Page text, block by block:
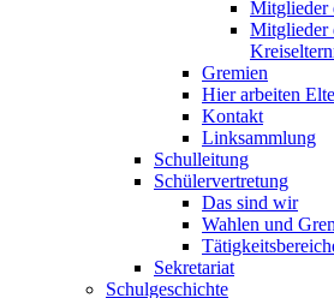
Mitglieder
Mitglieder
Gremien
Hier arbeiten
Kontakt
Linksammlung
Schulleitung
Schülervertretung
Das sind wir
Wahlen und
Sekretariat
Schulgeschichte